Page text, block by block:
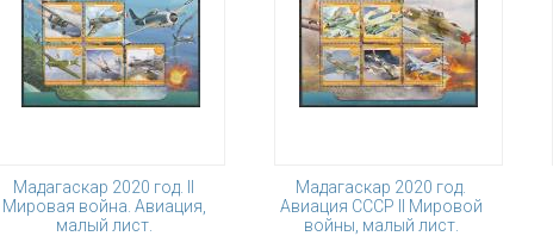
Мадагаскар 2020 год. II
Мировая война. Авиация,
малый лист.
Мадагаскар 2020 год.
Авиация СССР II Мировой
войны, малый лист.